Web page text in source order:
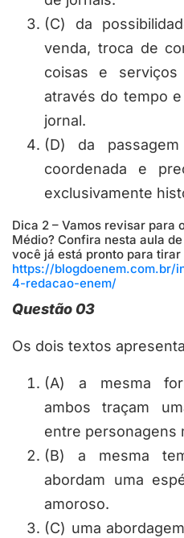
(C) da
venda, troca de
coisas e serviços
através do tempo
jornal.
(D) da
coordenada e
exclusivamente
Dica 2 – Vamos revisar para
Médio? Confira nesta aula
você já está pronto para tirar
https://blogdoenem.com.br/
4-redacao-enem/
Questão 03
Os dois textos
(A) a mesma
ambos traçam
entre personagens
(B) a mesma
abordam uma
amoroso.
(C) uma